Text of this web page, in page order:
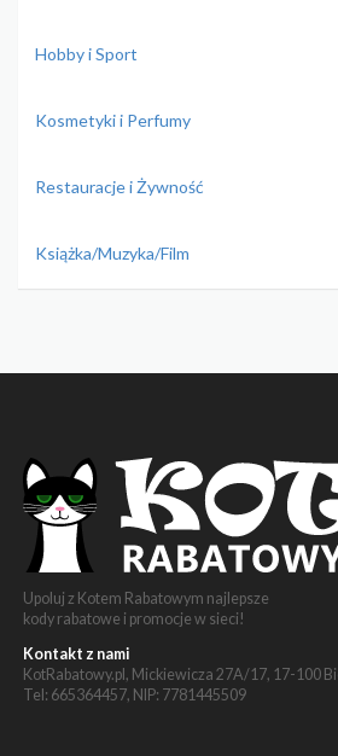
Hobby i Sport
Kosmetyki i Perfumy
Restauracje i Żywność
Książka/Muzyka/Film
Upoluj z Kotem Rabatowym najlepsze
kody rabatowe i promocje w sieci!
Kontakt z nami
KotRabatowy.pl, Mickiewicza 27A/17, 17-100
Tel: 665364457, NIP: 7781445509